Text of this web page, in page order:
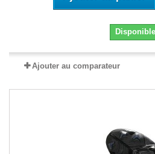
Disponible
Ajouter au comparateur